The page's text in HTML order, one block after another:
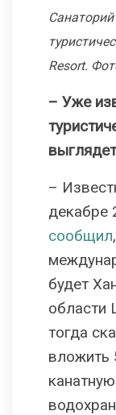
Resort.
– Уже
–
декабре
сообщил
будет
области
тогда
вложить